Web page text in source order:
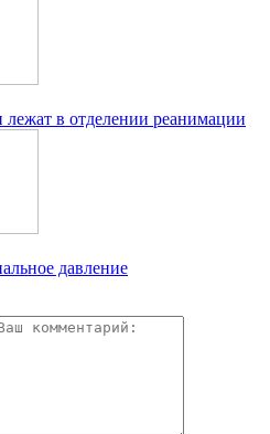
лежат в отделении реанимации
давление